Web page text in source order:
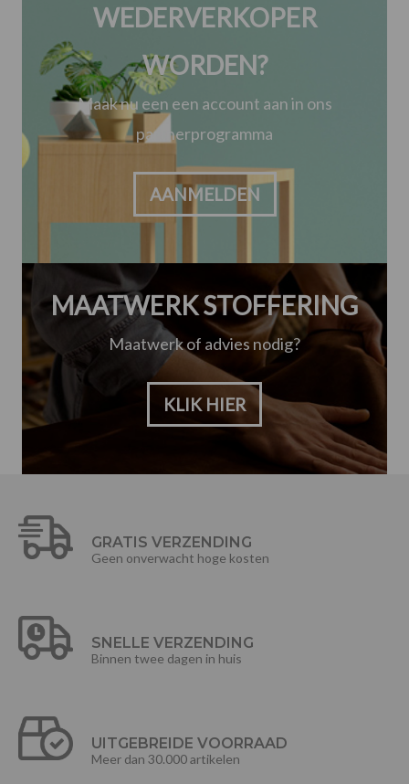
WEDERVERKOPER
WORDEN?
Maak nu een een account aan in ons
partnerprogramma
AANMELDEN
MAATWERK STOFFERING
Maatwerk of advies nodig?
KLIK HIER
GRATIS VERZENDING
Geen onverwacht hoge kosten
SNELLE VERZENDING
Binnen twee dagen in huis
UITGEBREIDE VOORRAAD
Meer dan 30.000 artikelen